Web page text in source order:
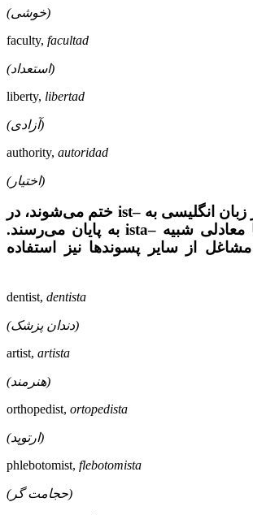
(خوشی)
faculty, facultad
(استعداد)
liberty, libertad
(آزادی)
authority, autoridad
(اختیار)
نام مشاغل که در زبان انگلیسی به –ist ختم می‌شوند، در
زبان اسپانیایی با معادلی شبیه –ista به پایان می‌رسند.
از سایر پسوند‌ها نیز استفاده
dentist, dentista
(دندان پزشک)
artist, artista
(هنرمند)
orthopedist, ortopedista
(ارتوپد)
phlebotomist, flebotomista
(حجامت گر)